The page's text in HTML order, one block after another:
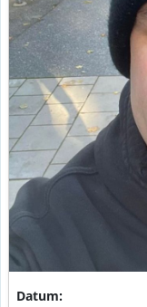
Datum: